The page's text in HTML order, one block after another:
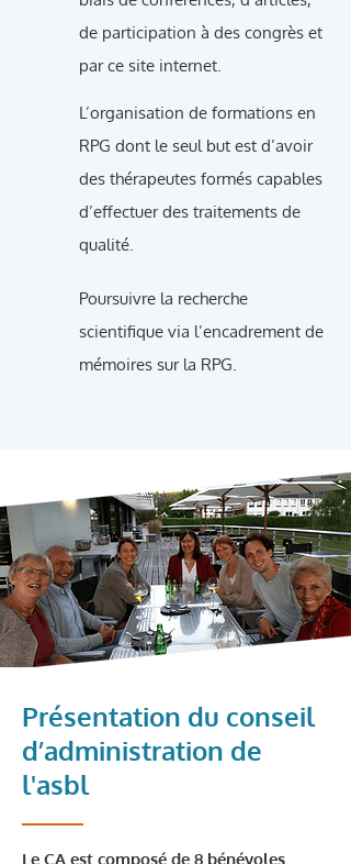
de participation à des congrès et
par ce site internet.
L’organisation de formations en
RPG dont le seul but est d’avoir
des thérapeutes formés capables
d’effectuer des traitements de
qualité.
Poursuivre la recherche
scientifique via l’encadrement de
mémoires sur la RPG.
Présentation du conseil
d’administration de
l'asbl
Le CA est composé de 8 bénévoles.